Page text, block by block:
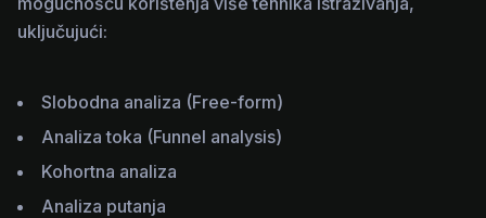
uključujući:
Slobodna analiza (Free-form)
Analiza toka (Funnel analysis)
Kohortna analiza
Analiza putanja